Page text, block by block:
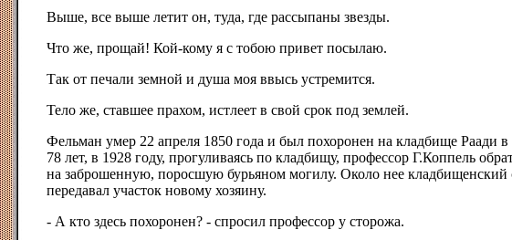
Выше, все выше летит он, туда, где рассыпаны звезды.
Что же, прощай! Кой-кому я с тобою привет посылаю.
Так от печали земной и душа моя ввысь устремится.
Тело же, ставшее прахом, истлеет в свой срок под землей.
Фельман умер 22 апреля 1850 года и был похоронен на кладбище Раади в
78 лет, в 1928 году, прогуливаясь по кладбищу, профессор Г.Коппель
на заброшенную, поросшую бурьяном могилу. Около нее кладбищенский
передавал участок новому хозяину.
- А кто здесь похоронен? - спросил профессор у сторожа.